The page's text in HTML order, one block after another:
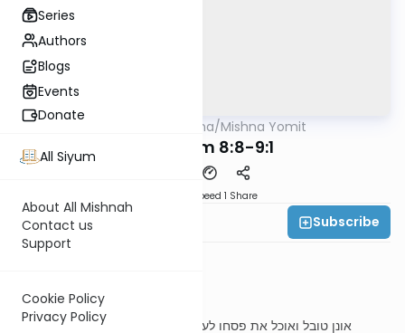
Series
Authors
Blogs
Events
Donate
All Siyum
About All Mishnah
Contact us
Support
Cookie Policy
Privacy Policy
AllMishna/Mishna Yomit
Pesachim 8:8-9:1
Speed 1 Share
Shlomo Schwartz
Subscribe
משנה ח
אונן טובל ואוכל את פסחו לערב אבל לא בקדשים השומע על מתו